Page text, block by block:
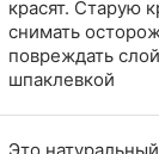
красят. Старую
снимать
повреждать
шпаклевкой